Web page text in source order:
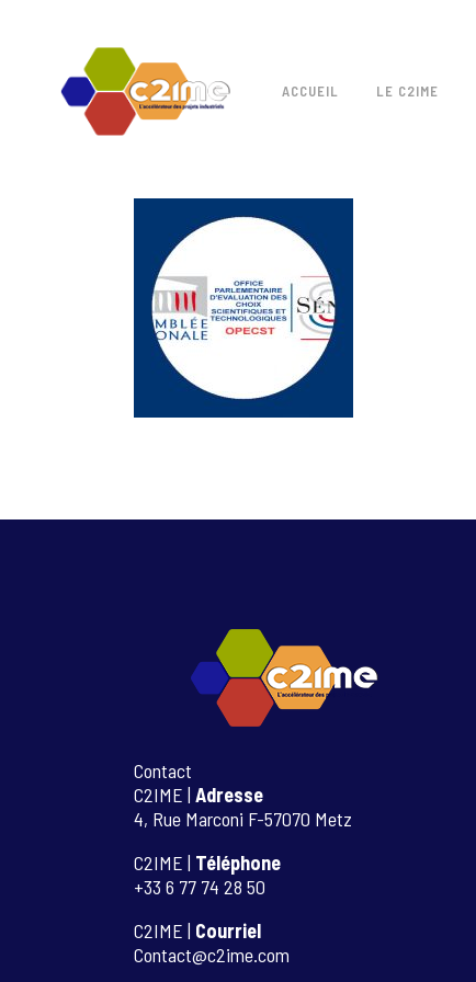
ACCUEIL LE C2IME
Contact
C2IME | Adresse
4, Rue Marconi F-57070 Metz
C2IME | Téléphone
+33 6 77 74 28 50
C2IME | Courriel
Contact@c2ime.com